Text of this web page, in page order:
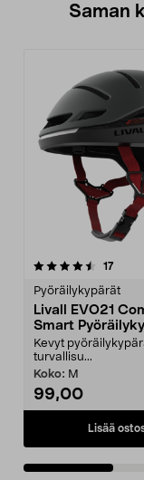
Saman
17
Pyöräilykypärät
Livall EVO21
Smart
Kevyt
turvallisu...
Koko: M
99,00
Lisää
4.5 viidestä